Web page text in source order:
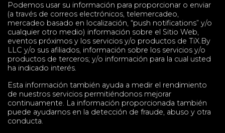
Podemos usar su información para proporcionar o enviar
(a través de correos electrónicos, telemercadeo,
mercadeo basado en localización, “push notifications” y/o
cualquier otro medio) información sobre el Sitio Web,
eventos próximos y los servicios y/o productos de TiX.By
LLC y/o sus afiliados, información sobre los servicios y/o
productos de terceros; y/o información para la cual usted
ha indicado interés.
Esta información también ayuda a medir el rendimiento
de nuestros servicios permitiéndonos mejorar
continuamente. La información proporcionada también
puede ayudarnos en la detección de fraude, abuso y otra
conducta.